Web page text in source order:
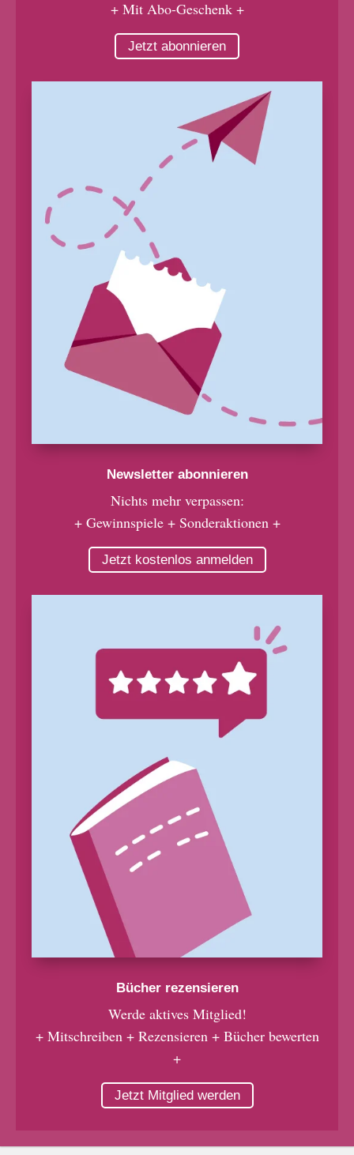
+ Mit Abo-Geschenk +
Jetzt abonnieren
Newsletter abonnieren
Nichts mehr verpassen:
+ Gewinnspiele + Sonderaktionen +
Jetzt kostenlos anmelden
Bücher rezensieren
Werde aktives Mitglied!
+ Mitschreiben + Rezensieren + Bücher bewerten
+
Jetzt Mitglied werden